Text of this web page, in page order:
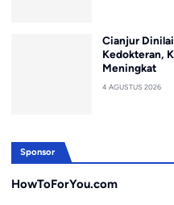
Cianjur
Kedokteran,
Meningkat
4 AGUSTUS 2026
Sponsor
HowToForYou.com